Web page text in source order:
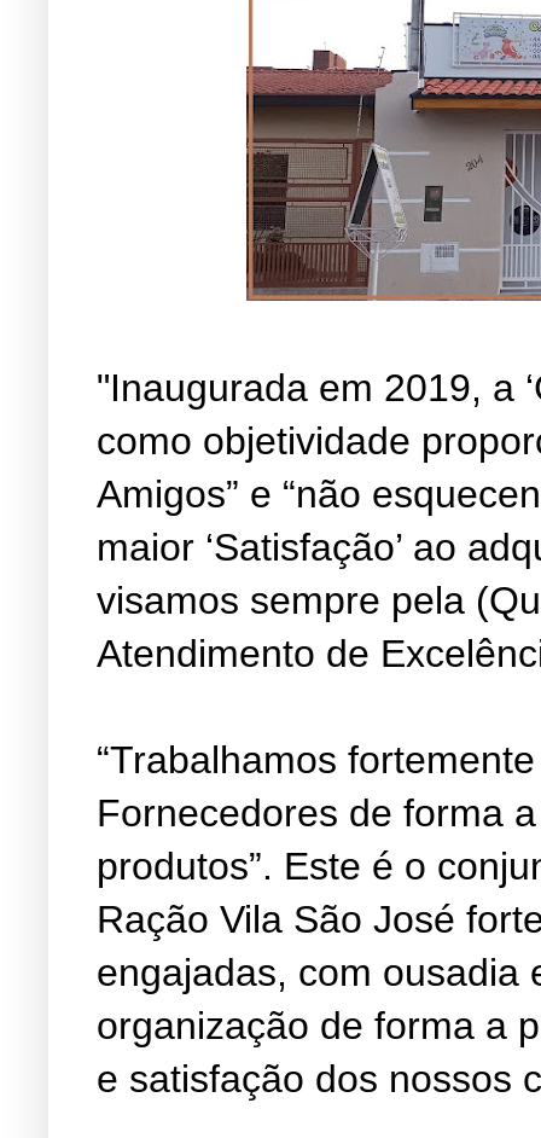
"Inaugurada em 2019, a
como objetividade
Amigos” e “não
maior ‘Satisfação’ ao
visamos sempre pela
Atendimento de
“Trabalhamos
Fornecedores de forma
produtos”. Este é o
Ração Vila São José
engajadas, com ousadia
organização de forma a
e satisfação dos nossos